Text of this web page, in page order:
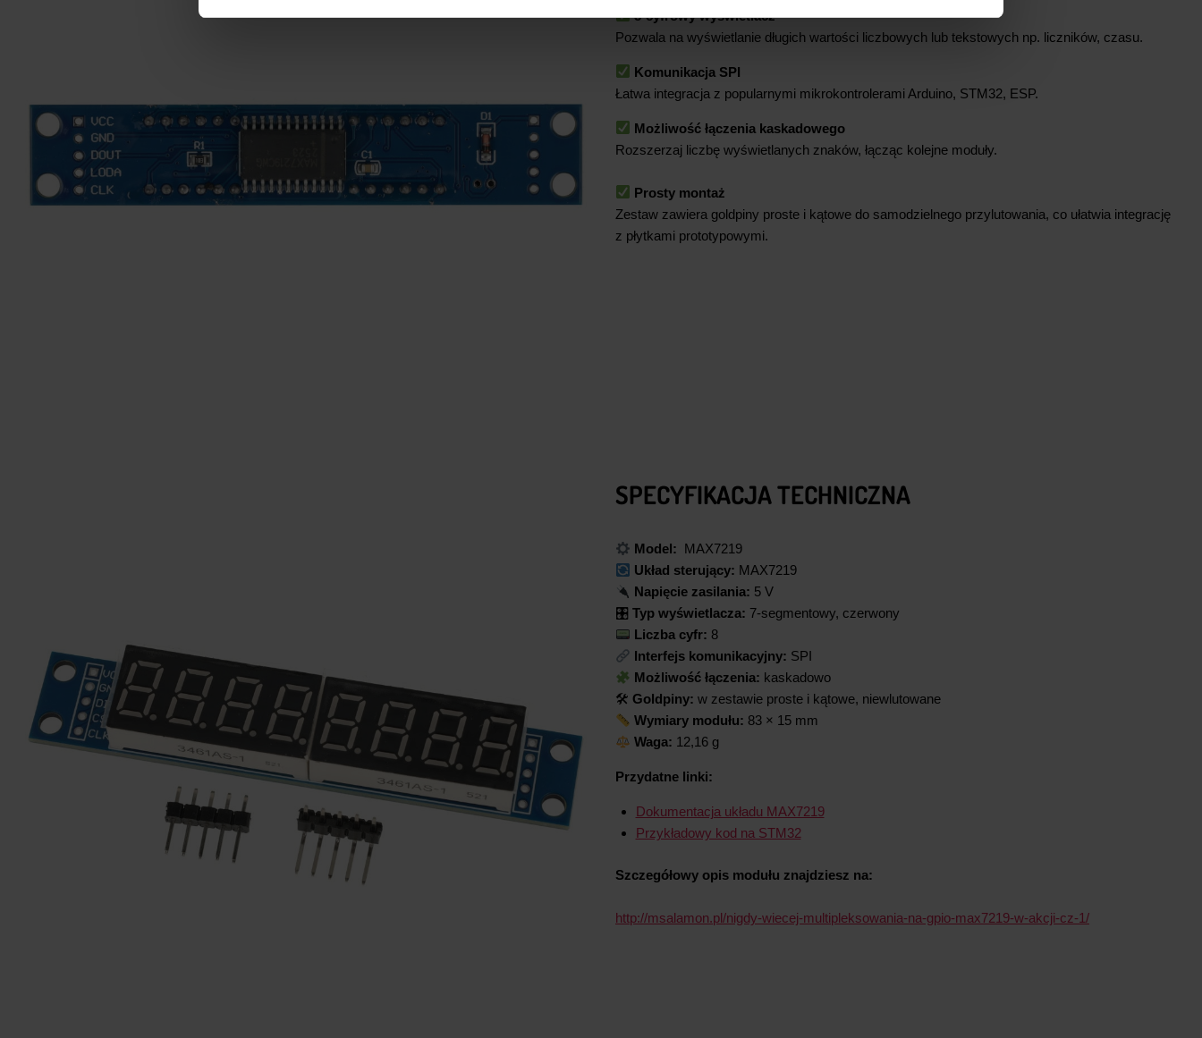
8-cyfrowy wyświetlacz
Pozwala na wyświetlanie długich wartości liczbowych lub tekstowych np. liczników, czasu.
Komunikacja SPI
Łatwa integracja z popularnymi mikrokontrolerami Arduino, STM32, ESP.
Możliwość łączenia kaskadowego
Rozszerzaj liczbę wyświetlanych znaków, łącząc kolejne moduły.
Prosty montaż
Zestaw zawiera goldpiny proste i kątowe do samodzielnego przylutowania, co ułatwia integrację
z płytkami prototypowymi.
SPECYFIKACJA TECHNICZNA
Model: MAX7219
Układ sterujący: MAX7219
Napięcie zasilania: 5 V
🎛 Typ wyświetlacza: 7-segmentowy, czerwony
Liczba cyfr: 8
Interfejs komunikacyjny: SPI
Możliwość łączenia: kaskadowo
🛠 Goldpiny: w zestawie proste i kątowe, niewlutowane
Wymiary modułu: 83 × 15 mm
Waga: 12,16 g
Przydatne linki:
Dokumentacja układu MAX7219
Przykładowy kod na STM32
Szczegółowy opis modułu znajdziesz na:
http://msalamon.pl/nigdy-wiecej-multipleksowania-na-gpio-max7219-w-akcji-cz-1/